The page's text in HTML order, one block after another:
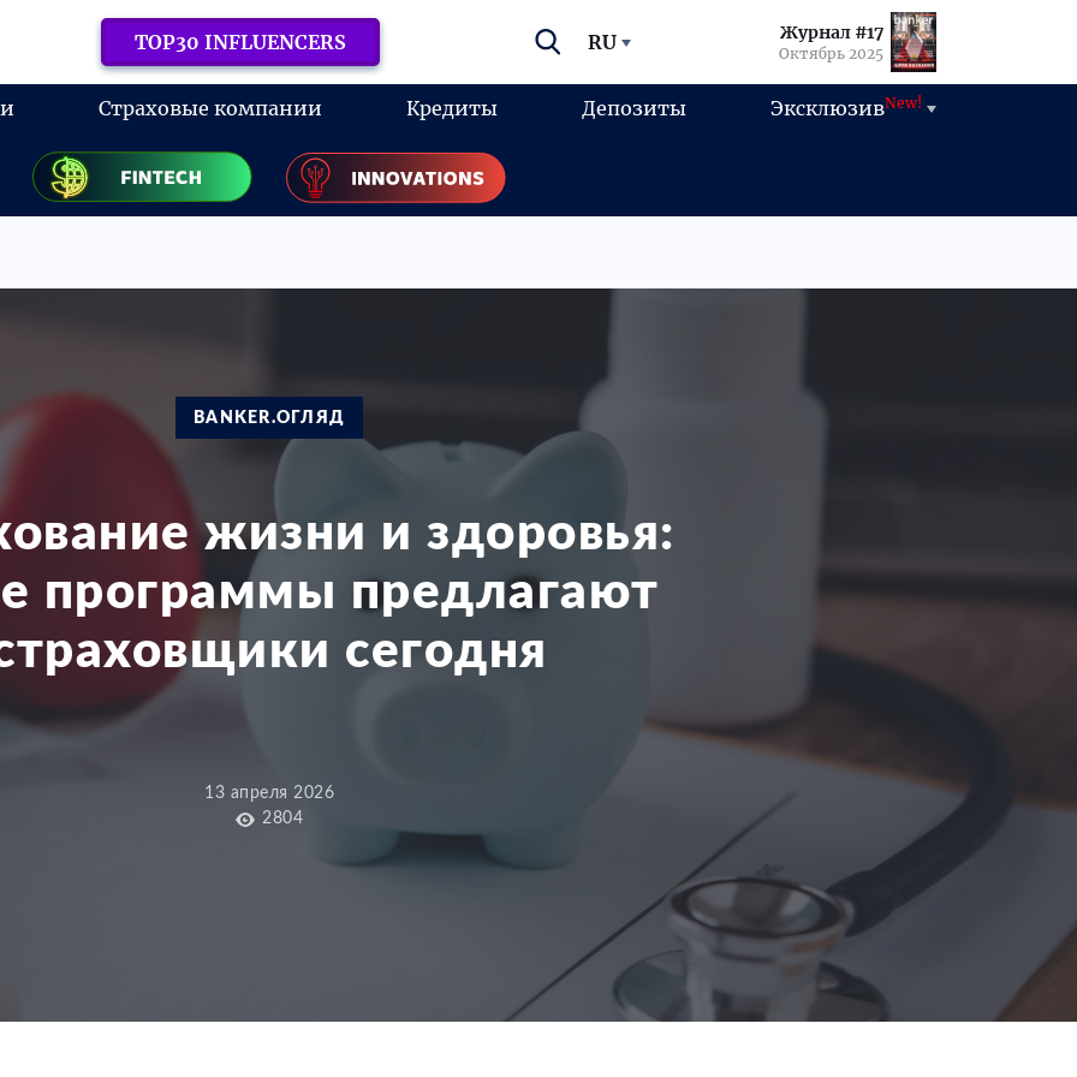
TOP30 INFLUENCERS RU Журнал #17
Октябрь 2025
Страховые компании Кредиты Депозиты ЭксклюзивNew!
BANKER.ОГЛЯД
жизни и здоровья:
программы предлагают
сегодня
13 апреля 2026
2804